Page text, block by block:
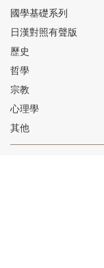
⑱
國學基礎系列
日漢對照有聲版
歷史
哲學
宗教
心理學
其他